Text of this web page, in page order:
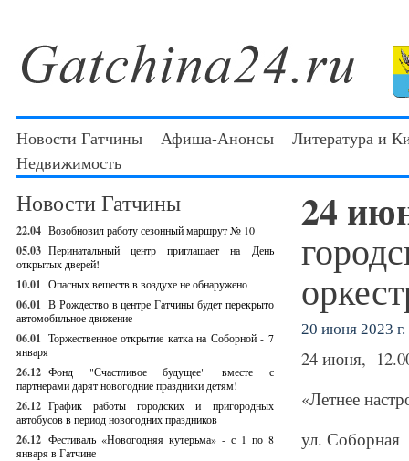
Новости Гатчины Афиша-Анонсы
Литература и
Недвижимость
Новости Гатчины
22.04 Возобновил работу сезонный маршрут № 10
05.03 Перинатальный центр приглашает на День
открытых дверей!
10.01 Опасных веществ в воздухе не обнаружено
06.01 В Рождество в центре Гатчины будет перекрыто
автомобильное движение
06.01 Торжественное открытие катка на Соборной - 7
января
26.12 Фонд "Счастливое будущее" вместе с
партнерами дарят новогодние праздники детям!
26.12 График работы городских и пригородных
автобусов в период новогодних праздников
26.12 Фестиваль «Новогодняя кутерьма» - с 1 по 8
января в Гатчине
24
20 июня 2023 г.
24 июня,
«Летнее
ул. Соборная